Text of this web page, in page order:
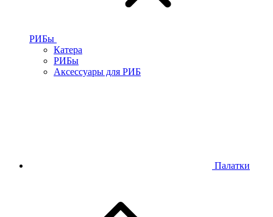
РИБы
Катера
РИБы
Аксессуары для РИБ
Палатки